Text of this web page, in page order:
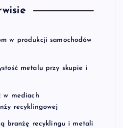
w produkcji samochodów
metalu przy skupie i
w mediach
recyklingowej
branżę recyklingu i metali